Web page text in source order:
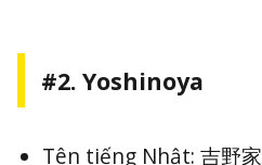
#2. Yoshinoya
Tên tiếng Nhật: 吉野家